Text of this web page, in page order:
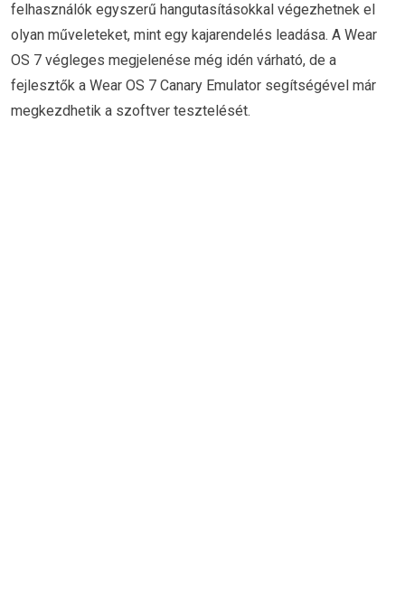
felhasználók egyszerű hangutasításokkal végezhetnek el
olyan műveleteket, mint egy kajarendelés leadása. A Wear
OS 7 végleges megjelenése még idén várható, de a
fejlesztők a Wear OS 7 Canary Emulator segítségével már
megkezdhetik a szoftver tesztelését.